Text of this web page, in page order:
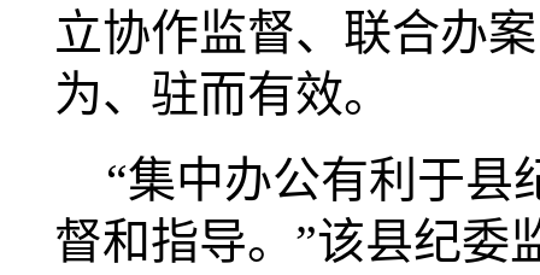
立协作监督、联合办
为、驻而有效。
“集中办公有利于县
督和指导。”该县纪委